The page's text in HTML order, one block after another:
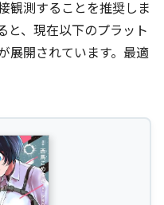
観測することを推奨しま
と、現在以下のプラット
展開されています。最適